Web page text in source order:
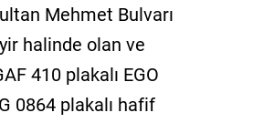
Mehmet Bulvarı
halinde olan ve
410 plakalı EGO
0864 plakalı hafif